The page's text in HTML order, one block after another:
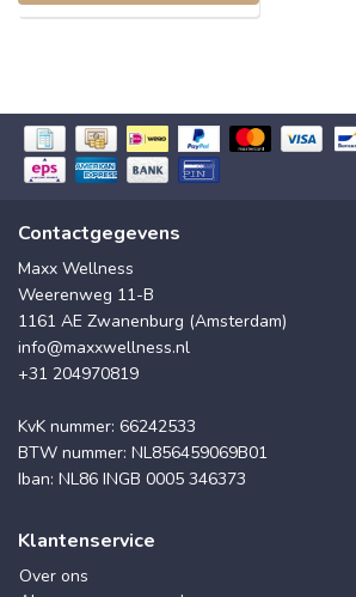
Contactgegevens
Maxx Wellness
Weerenweg 11-B
1161 AE Zwanenburg (Amsterdam)
info@maxxwellness.nl
+31 204970819
KvK nummer: 66242533
BTW nummer: NL856459069B01
Iban: NL86 INGB 0005 346373
Klantenservice
Over ons